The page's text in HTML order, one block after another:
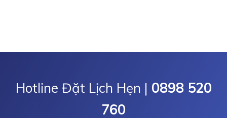
Hotline Đặt Lịch Hẹn | 0898 520
760